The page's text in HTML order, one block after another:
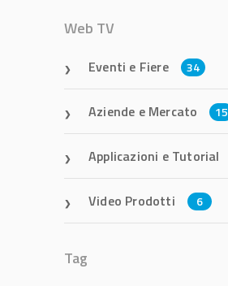
Web TV
Eventi e Fiere 34
Aziende e Mercato 15
Applicazioni e Tutorial
Video Prodotti 6
Tag